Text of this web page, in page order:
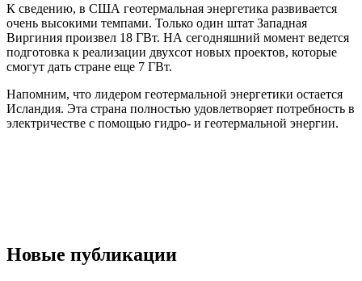
К сведению, в США геотермальная энергетика развивается
очень высокими темпами. Только один штат Западная
Виргиния произвел 18 ГВт. НА сегодняшний момент ведется
подготовка к реализации двухсот новых проектов, которые
смогут дать стране еще 7 ГВт.
Напомним, что лидером геотермальной энергетики остается
Исландия. Эта страна полностью удовлетворяет потребность в
электричестве с помощью гидро- и геотермальной энергии.
Новые публикации